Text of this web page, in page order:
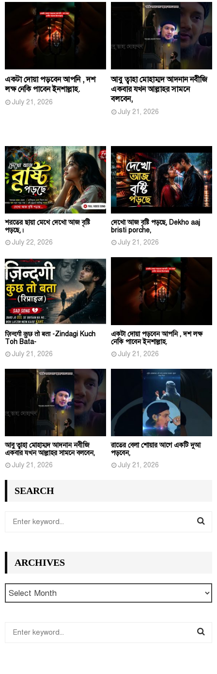
একটা দোয়া পড়বেন আপনি , দশ
লক্ষ নেকি পাবেন ইনশাল্লাহ.
July 21, 2026
আবু ত্বাহা মোহাম্মদ আদনান নবীজি
একবার যখন আল্লাহর সামনে
বলবেন,
July 21, 2026
শরতের ছায়া মেখে দেখো আজ বৃষ্টি
পড়ছে,।
July 22, 2026
দেখো আজ বৃষ্টি পড়ছে, Dekho aaj
bristi porche,
July 21, 2026
ज़िन्दगी कुछ तो बता -Zindagi Kuch
Toh Bata-
July 21, 2026
একটা দোয়া পড়বেন আপনি , দশ লক্ষ
নেকি পাবেন ইনশাল্লাহ.
July 21, 2026
আবু ত্বাহা মোহাম্মদ আদনান নবীজি
একবার যখন আল্লাহর সামনে বলবেন,
July 21, 2026
রাতের বেলা শোয়ার আগে একটি দুআ
পড়বেন,
July 21, 2026
SEARCH
r
o
H
ARCHIVES